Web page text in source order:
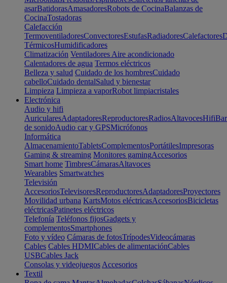
asarBatidorasAmasadoresRobots de CocinaBalanzas de
CocinaTostadoras
Calefacción
TermoventiladoresConvectoresEstufasRadiadoresCalefactores
TérmicosHumidificadores
Climatización Ventiladores Aire acondicionado
Calentadores de agua Termos eléctricos
Belleza y salud Cuidado de los hombresCuidado
cabelloCuidado dentalSalud y bienestar
Limpieza Limpieza a vaporRobot limpiacristales
Electrónica
Audio y hifi
AuricularesAdaptadoresReproductoresRadiosAltavocesHifi
de sonidoAudio car y GPSMicrófonos
Informática
AlmacenamientoTabletsComplementosPortátilesImpresoras
Gaming & streaming Monitores gamingAccesorios
Smart home TimbresCámarasAltavoces
Wearables Smartwatches
Televisión
AccesoriosTelevisoresReproductoresAdaptadoresProyectores
Movilidad urbana KartsMotos eléctricasAccesoriosBicicletas
eléctricasPatinetes eléctricos
Telefonía Teléfonos fijosGadgets y
complementosSmartphones
Foto y vídeo Cámaras de fotosTrípodesVideocámaras
Cables Cables HDMICables de alimentaciónCables
USBCables Jack
Consolas y videojuegos Accesorios
Textil